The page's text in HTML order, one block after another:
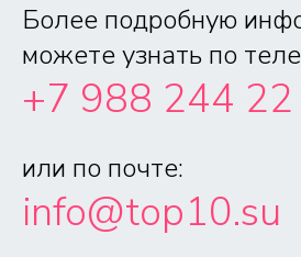
Более подробную
можете узнать по
+7 988 244
или по почте:
info@top10.su